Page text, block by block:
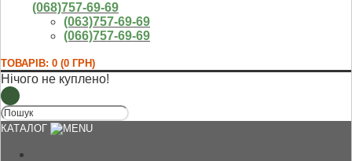
(068)757-69-69
(063)757-69-69
(066)757-69-69
ТОВАРІВ: 0 (0 ГРН)
Нічого не куплено!
КАТАЛОГ